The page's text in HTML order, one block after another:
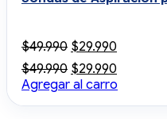
$49.990 El
precio
original
era:
$49.990.
$29.990
actual
es:
$29.990.
$49.990 El
precio
$29.990
precio
Agregar al carro